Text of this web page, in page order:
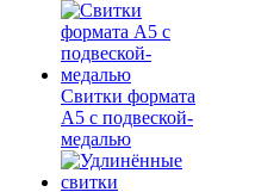
Свитки формата
А5 с подвеской-
медалью